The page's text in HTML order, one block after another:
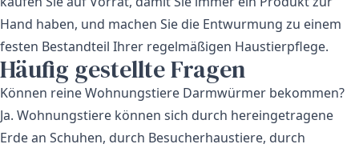
Hand haben, und machen Sie die Entwurmung zu einem
festen Bestandteil Ihrer regelmäßigen Haustierpflege.
Häufig gestellte Fragen
Können reine Wohnungstiere Darmwürmer bekommen?
Ja. Wohnungstiere können sich durch hereingetragene
Erde an Schuhen, durch Besucherhaustiere, durch